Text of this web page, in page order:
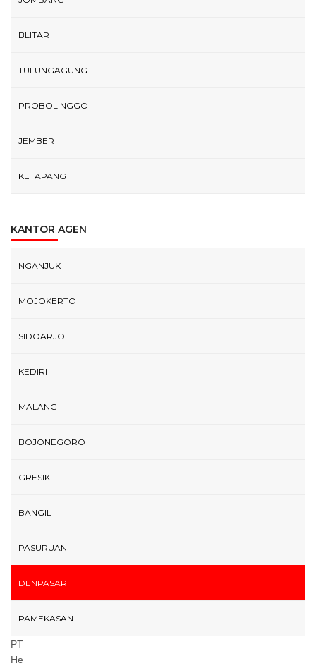
BLITAR
TULUNGAGUNG
PROBOLINGGO
JEMBER
KETAPANG
KANTOR AGEN
NGANJUK
MOJOKERTO
SIDOARJO
KEDIRI
MALANG
BOJONEGORO
GRESIK
BANGIL
PASURUAN
DENPASAR
PAMEKASAN
PT
He